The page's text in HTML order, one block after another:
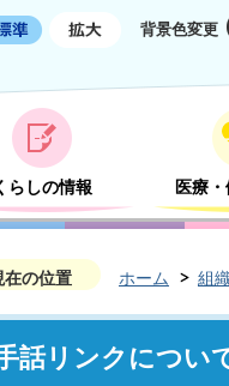
背景色変更
らしの情報 医療
在の位置 ホーム 組
話リンクについ